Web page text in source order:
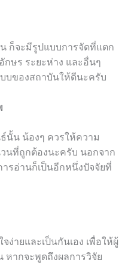
ก็จะมีรูปแบบการจัดที่แตก
ษร ระยะห่าง และอื่นๆ
บของสถาบันให้ดีนะครับ
นั้น น้องๆ ควรให้ความ
นที่ถูกต้องนะครับ นอกจาก
ารอ่านก็เป็นอีกหนึ่งปัจจัยที่
ง่ายและเป็นกันเอง เพื่อให้ผู้
หากจะพูดถึงผลการวิจัย